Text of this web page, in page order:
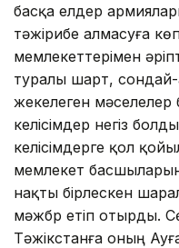
басқа елдер
тәжірибе алмасуға
мемлекеттерімен
туралы шарт,
жекелеген
келісімдер негіз
келісімдерге қол
мемлекет
нақты бірлескен
мәжбүр етіп отырды.
Тәжікстанға оның